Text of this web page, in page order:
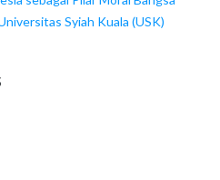
Syiah Kuala (USK)